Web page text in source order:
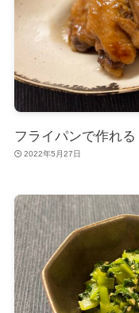
フライパンで作れ
2022年5月27日